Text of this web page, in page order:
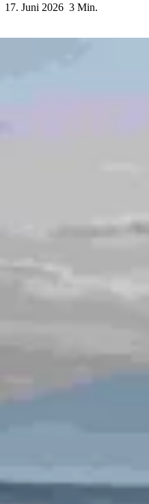
17. Juni 2026 3 Min.